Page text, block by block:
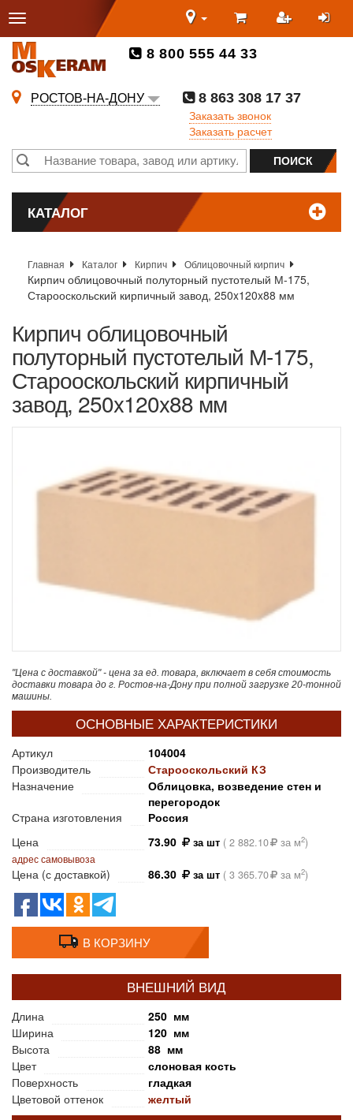
8 800 555 44 33
РОСТОВ-НА-ДОНУ
8 863 308 17 37
Заказать звонок
Заказать расчет
КАТАЛОГ
Главная Каталог Кирпич Облицовочный кирпич
Кирпич облицовочный полуторный пустотелый М-175,
Старооскольский кирпичный завод, 250x120x88 мм
Кирпич облицовочный
полуторный пустотелый М-175,
Старооскольский кирпичный
завод, 250x120x88 мм
"Цена с доставкой" - цена за ед. товара, включает в себя стоимость
доставки товара до г. Ростов-на-Дону при полной загрузке 20-тонной
машины.
ОСНОВНЫЕ ХАРАКТЕРИСТИКИ
Артикул
104004
Производитель
Старооскольский КЗ
Назначение
Облицовка, возведение стен и
перегородок
Страна изготовления
Россия
Цена
73.90 за шт ( 2 882.10 за м2)
адрес самовывоза
Цена (с доставкой) 86.30 за шт ( 3 365.70 за м2)
В КОРЗИНУ
ВНЕШНИЙ ВИД
Длина
250 мм
Ширина
120 мм
Высота
88 мм
Цвет
слоновая кость
Поверхность
гладкая
Цветовой оттенок
желтый